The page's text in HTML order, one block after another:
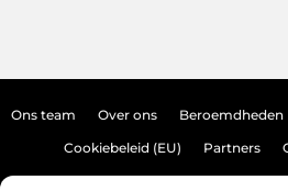
Ons team Over ons Beroemdheden
Cookiebeleid (EU) Partners